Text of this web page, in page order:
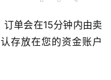
单会在15分钟内由卖
存放在您的资金账户